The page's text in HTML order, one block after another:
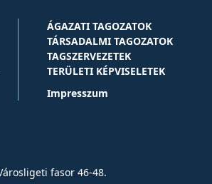
ÁGAZATI TAGOZATOK
TÁRSADALMI TAGOZATOK
TAGSZERVEZETEK
TERÜLETI KÉPVISELETEK
Impresszum
fasor 46-48.